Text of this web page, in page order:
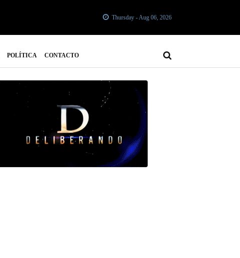
Thursday - Aug 06, 2026
POLÍTICA CONTACTO